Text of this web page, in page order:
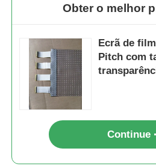
Obter o melhor
Ecrã de
Pitch com
Continue